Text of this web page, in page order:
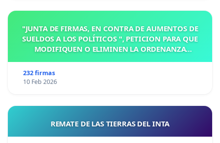
"JUNTA DE FIRMAS, EN CONTRA DE AUMENTOS DE
SUELDOS A LOS POLÍTICOS ", PETICION PARA QUE
MODIFIQUEN O ELIMINEN LA ORDENANZA
232 firmas
10 Feb 2026
REMATE DE LAS TIERRAS DEL INTA